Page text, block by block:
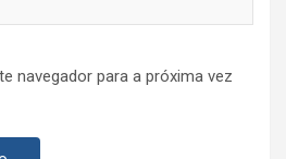
navegador para a próxima vez